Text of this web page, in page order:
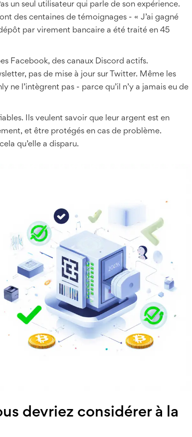
un seul utilisateur qui parle de son expérience.
des centaines de témoignages - « J’ai gagné
par virement bancaire a été traité en 45
Facebook, des canaux Discord actifs.
pas de mise à jour sur Twitter. Même les
l’intègrent pas - parce qu’il n’y a jamais eu de
Ils veulent savoir que leur argent est en
et être protégés en cas de problème.
qu’elle a disparu.
devriez considérer à la